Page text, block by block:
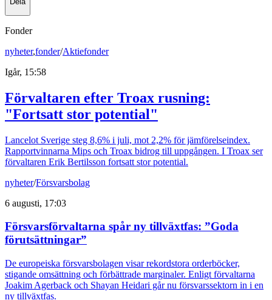
Fonder
nyheter,fonder/Aktiefonder
Igår, 15:58
Förvaltaren efter Troax rusning:
"Fortsatt stor potential"
Lancelot Sverige steg 8,6% i juli, mot 2,2% för jämförelseindex.
Rapportvinnarna Mips och Troax bidrog till uppgången. I Troax ser
förvaltaren Erik Bertilsson fortsatt stor potential.
nyheter/Försvarsbolag
6 augusti, 17:03
Försvarsförvaltarna spår ny tillväxtfas: ”Goda
förutsättningar”
De europeiska försvarsbolagen visar rekordstora orderböcker,
stigande omsättning och förbättrade marginaler. Enligt förvaltarna
Joakim Agerback och Shayan Heidari går nu försvarssektorn in i en
ny tillväxtfas.